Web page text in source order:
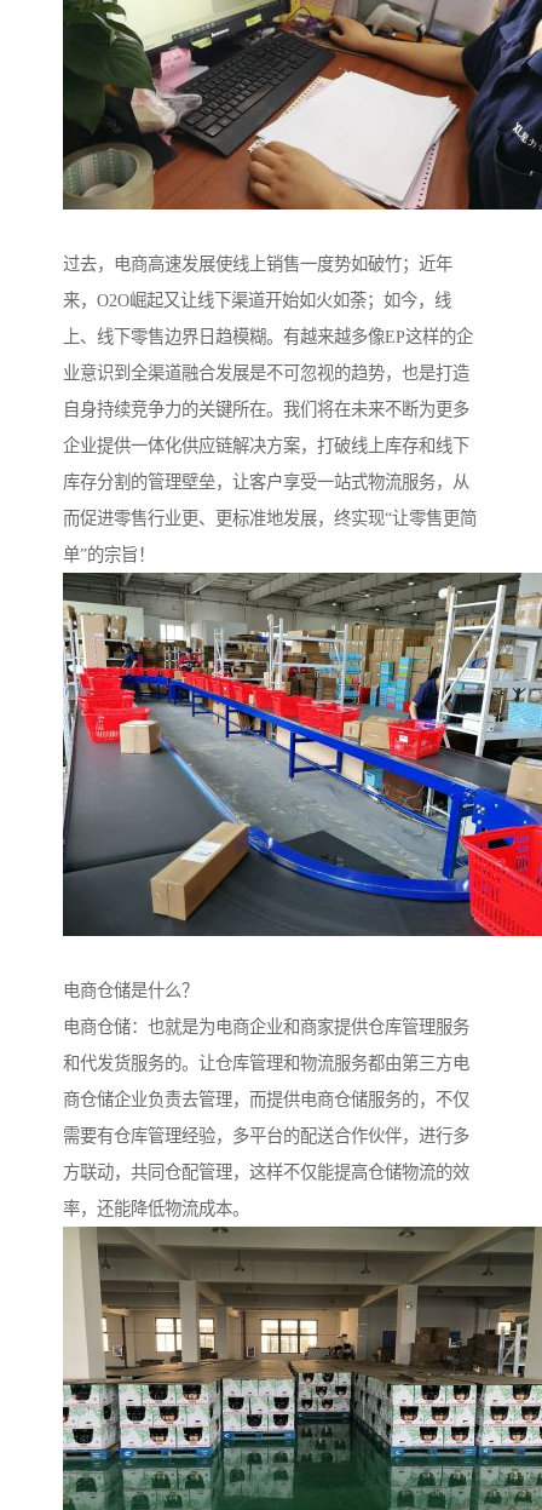
过去，电商高速发展使线上销售一度势如破竹；近年
来，O2O崛起又让线下渠道开始如火如荼；如今，线
上、线下零售边界日趋模糊。有越来越多像EP这样的企
业意识到全渠道融合发展是不可忽视的趋势，也是打造
自身持续竞争力的关键所在。我们将在未来不断为更多
企业提供一体化供应链解决方案，打破线上库存和线下
库存分割的管理壁垒，让客户享受一站式物流服务，从
而促进零售行业更、更标准地发展，终实现“让零售更简
单”的宗旨！
电商仓储是什么？
电商仓储：也就是为电商企业和商家提供仓库管理服务
和代发货服务的。让仓库管理和物流服务都由第三方电
商仓储企业负责去管理，而提供电商仓储服务的，不仅
需要有仓库管理经验，多平台的配送合作伙伴，进行多
方联动，共同仓配管理，这样不仅能提高仓储物流的效
率，还能降低物流成本。